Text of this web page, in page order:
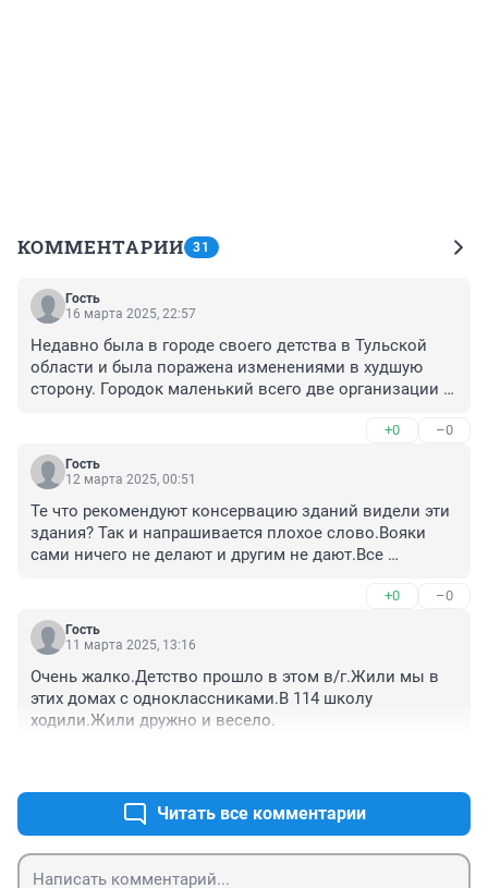
КОММЕНТАРИИ 31
Гость
16 марта 2025, 22:57
Недавно была в городе своего детства в Тульской
области и была поражена изменениями в худшую
сторону. Городок маленький всего две организации
Смычка и воинская часть. И то и другое закрыли , ну
понятно завод , а зачем закрыли огромную воинскую
часть дедушка там провел всю свою жизнь, а сейчас
оказывается это повсеместно
+0 –0
Гость
12 марта 2025, 00:51
Те что рекомендуют консервацию зданий видели эти
здания? Так и напрашивается плохое слово.Вояки
сами ничего не делают и другим не дают.Все
+0 –0
Гость
11 марта 2025, 13:16
Очень жалко.Детство прошло в этом в/г.Жили мы в
этих домах с одноклассниками.В 114 школу
ходили.Жили дружно и весело.
Читать все комментарии